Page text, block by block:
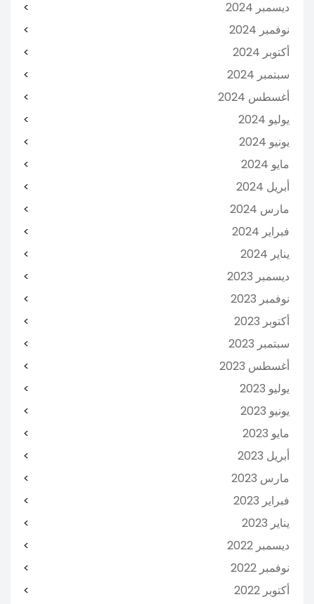
ديسمبر 2024
نوفمبر 2024
أكتوبر 2024
سبتمبر 2024
أغسطس 2024
يوليو 2024
يونيو 2024
مايو 2024
أبريل 2024
مارس 2024
فبراير 2024
يناير 2024
ديسمبر 2023
نوفمبر 2023
أكتوبر 2023
سبتمبر 2023
أغسطس 2023
يوليو 2023
يونيو 2023
مايو 2023
أبريل 2023
مارس 2023
فبراير 2023
يناير 2023
ديسمبر 2022
نوفمبر 2022
أكتوبر 2022